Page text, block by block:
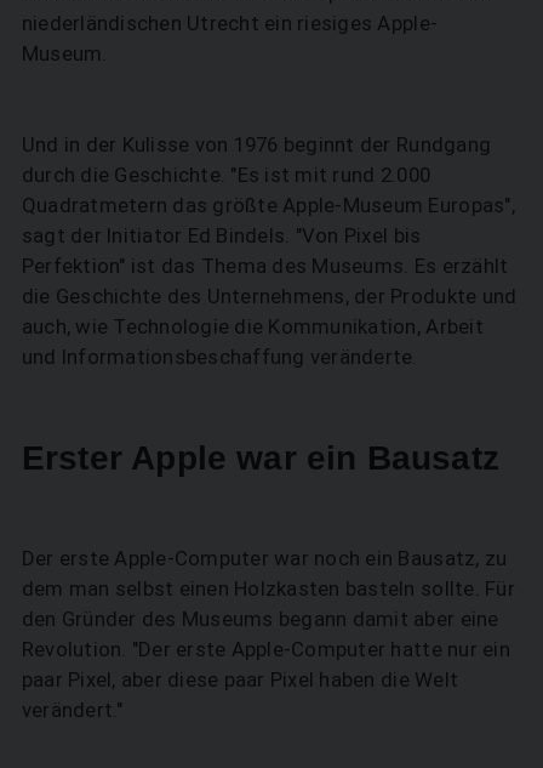
niederländischen Utrecht ein riesiges Apple-
Museum.
Und in der Kulisse von 1976 beginnt der Rundgang
durch die Geschichte. "Es ist mit rund 2.000
Quadratmetern das größte Apple-Museum Europas",
sagt der Initiator Ed Bindels. "Von Pixel bis
Perfektion" ist das Thema des Museums. Es erzählt
die Geschichte des Unternehmens, der Produkte und
auch, wie Technologie die Kommunikation, Arbeit
und Informationsbeschaffung veränderte.
Erster Apple war ein Bausatz
Der erste Apple-Computer war noch ein Bausatz, zu
dem man selbst einen Holzkasten basteln sollte. Für
den Gründer des Museums begann damit aber eine
Revolution. "Der erste Apple-Computer hatte nur ein
paar Pixel, aber diese paar Pixel haben die Welt
verändert."